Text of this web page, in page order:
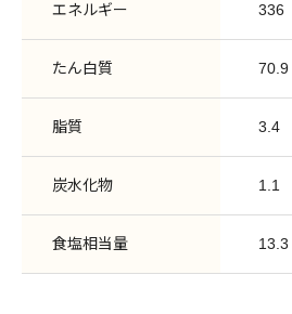
エネルギー 336
たん白質 70.9
脂質 3.4
炭水化物 1.1
食塩相当量 13.3